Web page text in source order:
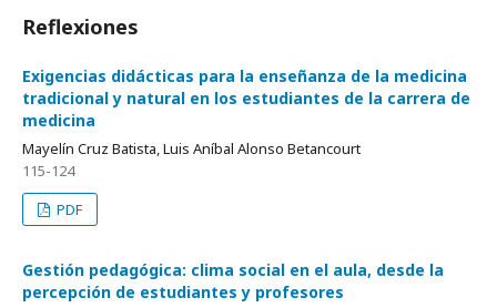
Reflexiones
Exigencias didácticas para la enseñanza de la medicina
tradicional y natural en los estudiantes de la carrera de
medicina
Mayelín Cruz Batista, Luis Aníbal Alonso Betancourt
115-124
PDF
Gestión pedagógica: clima social en el aula, desde la
percepción de estudiantes y profesores